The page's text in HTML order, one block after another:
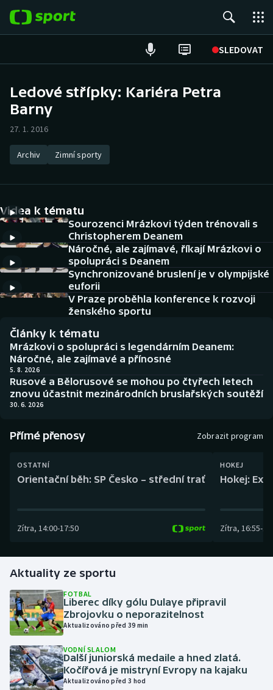
SLEDOVAT
Hokej
Atletika
DALŠÍ SPORTY
Americký fotbal
Baseball a softbal
Biatlon
Boby a skeleton
Box
Curling
Dostihy
Gymnastika
Házená
Jezdectví
Judo
NEPŘEHLÉDNĚTE
Historické návraty
Aplikace ČT sport
AZ kvíz
Ledové střípky: Kariéra Petra
Barny
27. 1. 2016
Archiv Zimní sporty
Videa k tématu
Sourozenci Mrázkovi týden trénovali s
Christopherem Deanem
Náročné, ale zajímavé, říkají Mrázkovi o
spolupráci s Deanem
Synchronizované bruslení je v olympijské
euforii
V Praze proběhla konference k rozvoji
ženského sportu
Články k tématu
Mrázkovi o spolupráci s legendárním Deanem:
Náročné, ale zajímavé a přínosné
5. 8. 2026
Rusové a Bělorusové se mohou po čtyřech letech
znovu účastnit mezinárodních bruslařských soutěží
30. 6. 2026
Přímé přenosy Zobrazit program
OSTATNÍ
Orientační běh: SP Česko – střední trať
Zítra, 14:00-17:50
HOKEJ
Hokej:
Zítra, 16:55-
Aktuality ze sportu
FOTBAL
Liberec díky gólu Dulaye připravil
Zbrojovku o neporazitelnost
Aktualizováno před 39 min
VODNÍ SLALOM
Další juniorská medaile a hned zlatá.
Kočířová je mistryní Evropy na kajaku
Aktualizováno před 3 hod